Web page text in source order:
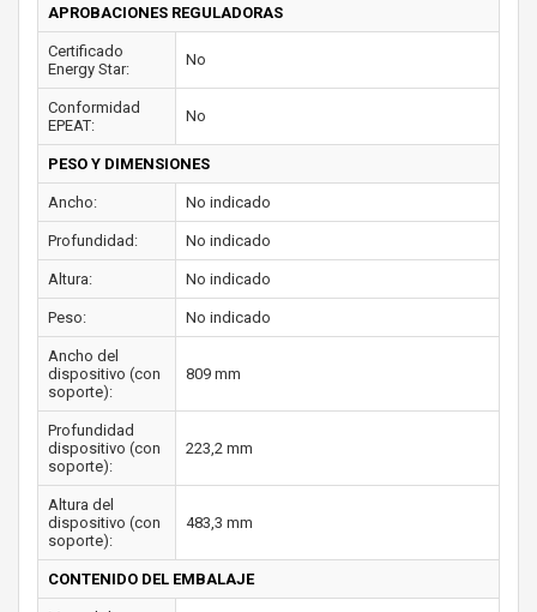
APROBACIONES REGULADORAS
Certificado
Energy Star:
No
Conformidad
EPEAT:
No
PESO Y DIMENSIONES
Ancho: No indicado
Profundidad: No indicado
Altura: No indicado
Peso: No indicado
Ancho del
dispositivo (con
soporte):
809 mm
Profundidad
dispositivo (con
soporte):
223,2 mm
Altura del
dispositivo (con
soporte):
483,3 mm
CONTENIDO DEL EMBALAJE